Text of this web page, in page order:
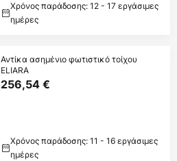
Χρόνος παράδοσης: 12 - 17 εργάσιμες
ημέρες
Αντίκα ασημένιο φωτιστικό τοίχου
ELIARA
256,54 €
Χρόνος παράδοσης: 11 - 16 εργάσιμες
ημέρες